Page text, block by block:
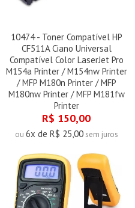
10474 - Toner Compatível HP
CF511A Ciano Universal
Compatível Color LaserJet Pro
M154a Printer / M154nw Printer
/ MFP M180n Printer / MFP
M180nw Printer / MFP M181fw
Printer
R$ 150,00
ou 6x de R$ 25,00sem juros